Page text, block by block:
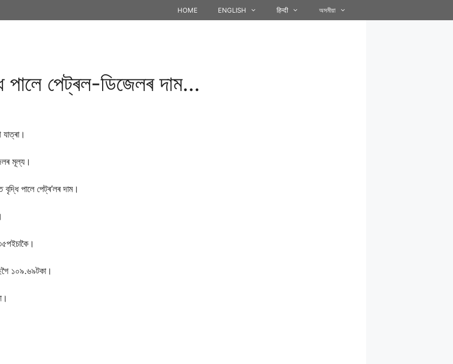
HOME ENGLISH हिन्दी অসমীয়া
পালে পেট্ৰল-ডিজেলৰ দাম…
মূল্য।
বৃদ্ধি পালে পেট্ৰ’লৰ দাম।
১০৯.৬৯টকা।